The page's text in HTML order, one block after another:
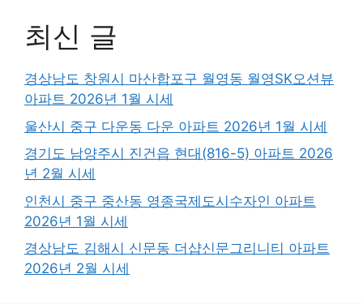
최신 글
경상남도 창원시 마산합포구 월영동 월영SK오션뷰
아파트 2026년 1월 시세
울산시 중구 다운동 다운 아파트 2026년 1월 시세
경기도 남양주시 진건읍 현대(816-5) 아파트 2026
년 2월 시세
인천시 중구 중산동 영종국제도시수자인 아파트
2026년 1월 시세
경상남도 김해시 신문동 더샵신문그리니티 아파트
2026년 2월 시세